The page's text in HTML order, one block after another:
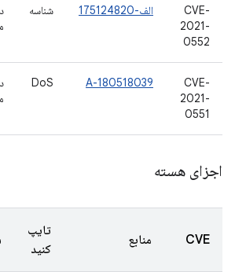
CVE-
2021-
0552
الف-175124820 شناسه
CVE-
2021-
0551
A-180518039
DoS
اجزای هسته
CVE منابع
تایپ
کنید